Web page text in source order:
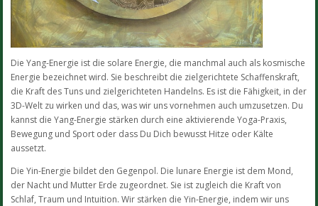
Die Yang-Energie ist die solare Energie, die manchmal auch als kosmische
Energie bezeichnet wird. Sie beschreibt die zielgerichtete Schaffenskraft,
die Kraft des Tuns und zielgerichteten Handelns. Es ist die Fähigkeit, in der
3D-Welt zu wirken und das, was wir uns vornehmen auch umzusetzen. Du
kannst die Yang-Energie stärken durch eine aktivierende Yoga-Praxis,
Bewegung und Sport oder dass Du Dich bewusst Hitze oder Kälte
aussetzt.
Die Yin-Energie bildet den Gegenpol. Die lunare Energie ist dem Mond,
der Nacht und Mutter Erde zugeordnet. Sie ist zugleich die Kraft von
Schlaf, Traum und Intuition. Wir stärken die Yin-Energie, indem wir uns